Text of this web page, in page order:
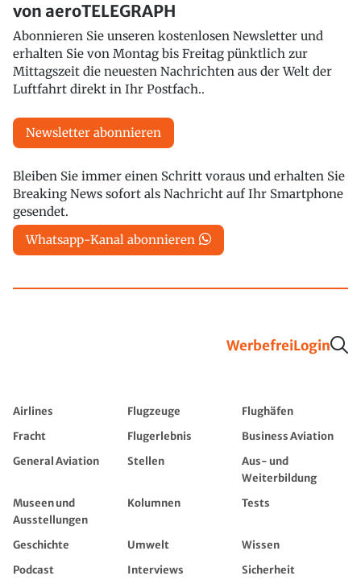
von aeroTELEGRAPH
Abonnieren Sie unseren kostenlosen Newsletter und
erhalten Sie von Montag bis Freitag pünktlich zur
Mittagszeit die neuesten Nachrichten aus der Welt der
Luftfahrt direkt in Ihr Postfach..
Newsletter abonnieren
Bleiben Sie immer einen Schritt voraus und erhalten Sie
Breaking News sofort als Nachricht auf Ihr Smartphone
gesendet.
Whatsapp-Kanal abonnieren
WerbefreiLogin
Airlines Flugzeuge
Flughäfen
Fracht
Flugerlebnis
Business Aviation
General Aviation
Stellen
Aus- und
Weiterbildung
Museen und
Ausstellungen
Kolumnen Tests
Geschichte Umwelt
Wissen
Podcast
Interviews
Sicherheit